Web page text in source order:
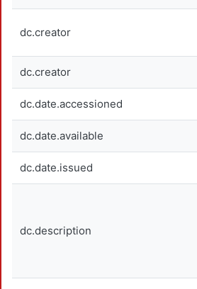
dc.creator
dc.creator
dc.date.accessioned
dc.date.available
dc.date.issued
dc.description